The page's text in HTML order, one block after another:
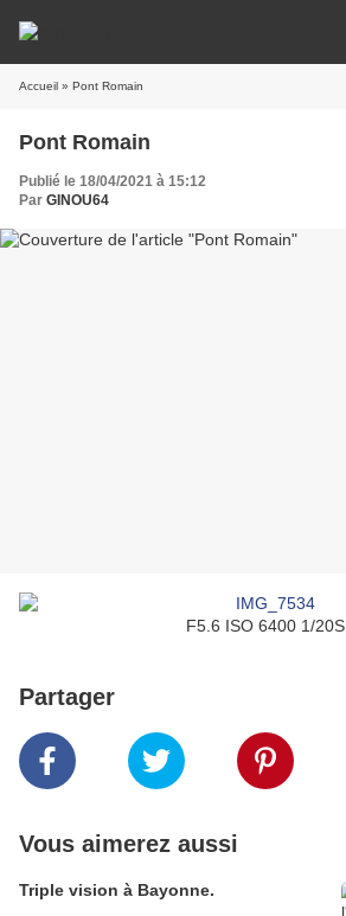
Accueil » Pont Romain
Pont Romain
Publié le 18/04/2021 à 15:12
Par GINOU64
F5.6 ISO 6400 1/20S
Partager
Vous aimerez aussi
Triple vision à Bayonne.